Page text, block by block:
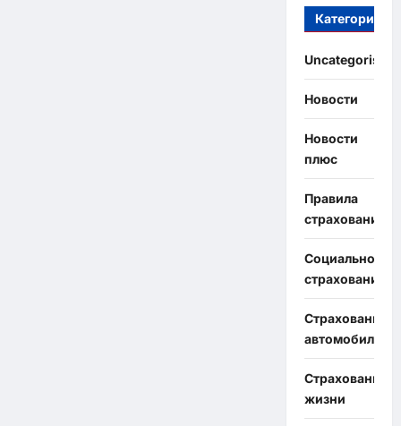
Категории
Uncategorised
Новости
Новости
плюс
Правила
страхования
Социальное
страхование
Страхование
автомобиля
Страхование
жизни